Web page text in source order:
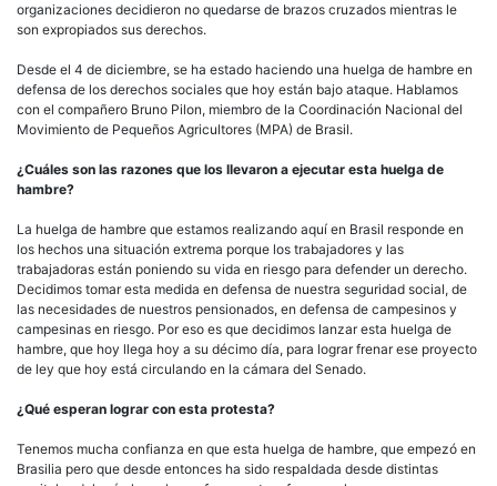
organizaciones decidieron no quedarse de brazos cruzados mientras le
son expropiados sus derechos.
Desde el 4 de diciembre, se ha estado haciendo una huelga de hambre en
defensa de los derechos sociales que hoy están bajo ataque. Hablamos
con el compañero Bruno Pilon, miembro de la Coordinación Nacional del
Movimiento de Pequeños Agricultores (MPA) de Brasil.
¿Cuáles son las razones que los llevaron a ejecutar esta huelga de
hambre?
La huelga de hambre que estamos realizando aquí en Brasil responde en
los hechos una situación extrema porque los trabajadores y las
trabajadoras están poniendo su vida en riesgo para defender un derecho.
Decidimos tomar esta medida en defensa de nuestra seguridad social, de
las necesidades de nuestros pensionados, en defensa de campesinos y
campesinas en riesgo. Por eso es que decidimos lanzar esta huelga de
hambre, que hoy llega hoy a su décimo día, para lograr frenar ese proyecto
de ley que hoy está circulando en la cámara del Senado.
¿Qué esperan lograr con esta protesta?
Tenemos mucha confianza en que esta huelga de hambre, que empezó en
Brasilia pero que desde entonces ha sido respaldada desde distintas